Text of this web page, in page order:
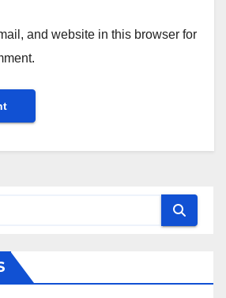
and website in this browser for